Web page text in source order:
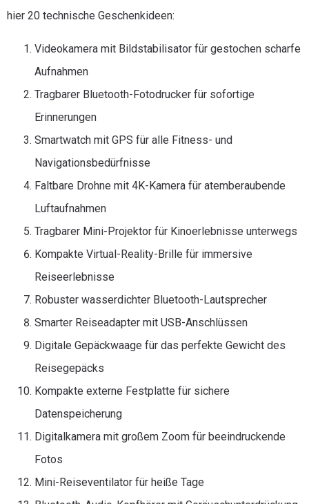
hier 20 technische Geschenkideen:
Videokamera mit Bildstabilisator für gestochen scharfe
Aufnahmen
Tragbarer Bluetooth-Fotodrucker für sofortige
Erinnerungen
Smartwatch mit GPS für alle Fitness- und
Navigationsbedürfnisse
Faltbare Drohne mit 4K-Kamera für atemberaubende
Luftaufnahmen
Tragbarer Mini-Projektor für Kinoerlebnisse unterwegs
Kompakte Virtual-Reality-Brille für immersive
Reiseerlebnisse
Robuster wasserdichter Bluetooth-Lautsprecher
Smarter Reiseadapter mit USB-Anschlüssen
Digitale Gepäckwaage für das perfekte Gewicht des
Reisegepäcks
Kompakte externe Festplatte für sichere
Datenspeicherung
Digitalkamera mit großem Zoom für beeindruckende
Fotos
Mini-Reiseventilator für heiße Tage